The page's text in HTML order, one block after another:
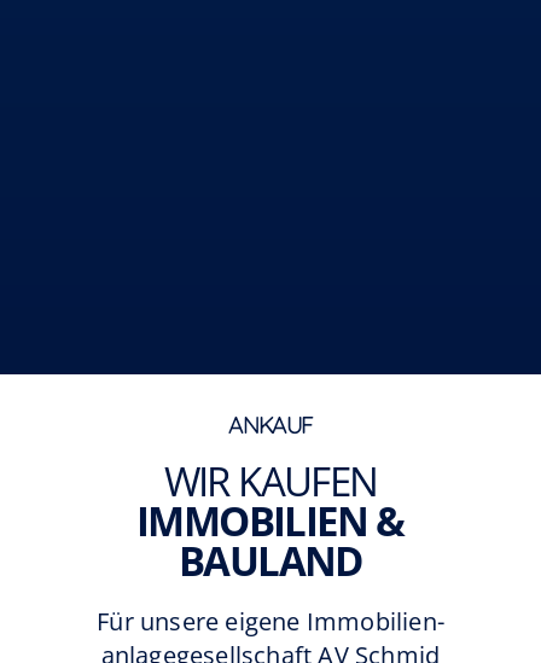
ANKAUF
WIR KAUFEN
IMMOBILIEN &
BAULAND
Für unsere eigene Immobilien­
anlagegesellschaft AV Schmid